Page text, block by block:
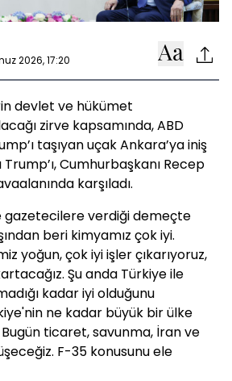
2026, 17:20
devlet ve hükümet
zirve kapsamında, ABD
taşıyan uçak Ankara’ya iniş
Trump’ı, Cumhurbaşkanı Recep
karşıladı.
gazetecilere verdiği demeçte
beri kimyamız çok iyi.
yoğun, çok iyi işler çıkarıyoruz,
Şu anda Türkiye ile
kadar iyi olduğunu
ne kadar büyük bir ülke
ticaret, savunma, İran ve
F-35 konusunu ele